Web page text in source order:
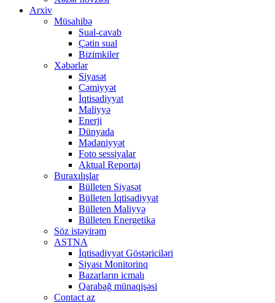
Arxiv
Müsahibə
Sual-cavab
Çətin sual
Bizimkiler
Xəbərlər
Siyasət
Cəmiyyət
İqtisadiyyat
Maliyyə
Enerji
Dünyada
Mədəniyyət
Foto sessiyalar
Aktual Reportaj
Buraxılışlar
Bülleten Siyasət
Bülleten İqtisadiyyat
Bülleten Maliyyə
Bülleten Energetika
Söz istəyirəm
ASTNA
İqtisadiyyat Göstəriciləri
Siyası Monitorinq
Bazarların icmalı
Qarabağ münaqişəsi
Contact az